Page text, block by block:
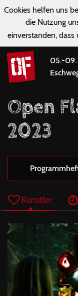
Cookies helfen uns
die Nutzung
einverstanden, dass
05.-09.
Open
2023
Künstler